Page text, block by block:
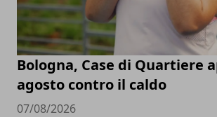
Bologna, Case di Quartiere
agosto contro il caldo
07/08/2026